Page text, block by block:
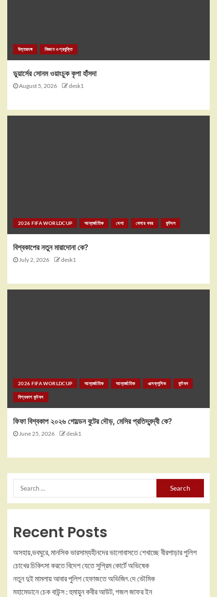
উত্তরবঙ্গ বিজ্ঞান ও প্রযুক্তি
ডুয়ার্সের সোনম ওয়াংচুক কৃপা হাঁসদা
August 5, 2026 desk1
2026 FIFA WORLDCUP আন্তর্জাতিক খেলা খেলার খবর ফুটবল
বিশ্বকাপের নতুন মারাদোনা কে?
July 2, 2026 desk1
2026 FIFA WORLDCUP আন্তর্জাতিক আন্তর্জাতিক এক্সক্লুসিভ ফুটবল
বিশ্বকাপ ফুটবল
ফিফা বিশ্বকাপ ২০২৬ গোল্ডেন বুটের দৌড়, মেসির প্রতিদ্বন্দ্বী কে?
June 25, 2026 desk1
Recent Posts
অসহায়,ভবঘুরে, মানসিক ভারসাম্যহীনদের ভালোবাসতে শেখাচ্ছে বীরপাড়ার পুলিশ
চোখের চিকিৎসা করতে বিদেশ যেতে সুপ্রিম কোর্টে অভিষেক
নতুন দুই মামলায় আবার পুলিশ হেফাজতে অভিজিৎ দে ভৌমিক
মহামেডানে চেক বাউন্স : হুমায়ুন কবীর আউট, গজল জাফর ইন